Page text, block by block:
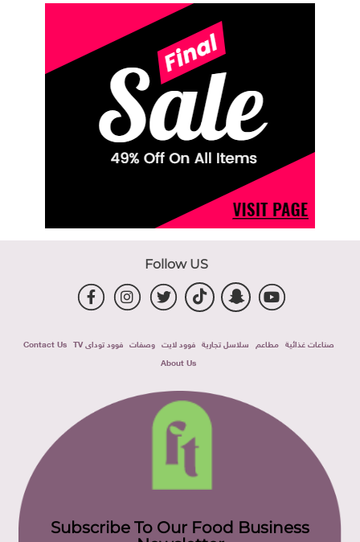
Follow US
صناعات غذائية مطاعم سلاسل تجارية فوود لايت وصفات فوود توداى TV
Contact Us
About Us
Subscribe To Our Food Business